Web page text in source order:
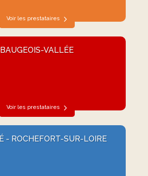
Voir les prestataires
BAUGEOIS-VALLÉE
Voir les prestataires
- ROCHEFORT-SUR-LOIRE